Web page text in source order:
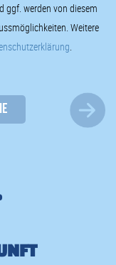
ggf. werden von diesem
Weitere
.